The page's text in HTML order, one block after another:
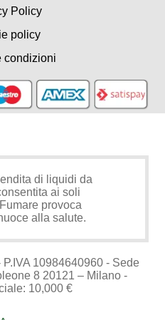
Policy
policy
condizioni
di liquidi da
ai soli
provoca
alla salute.
10984640960 - Sede
8 20121 – Milano -
10,000 €